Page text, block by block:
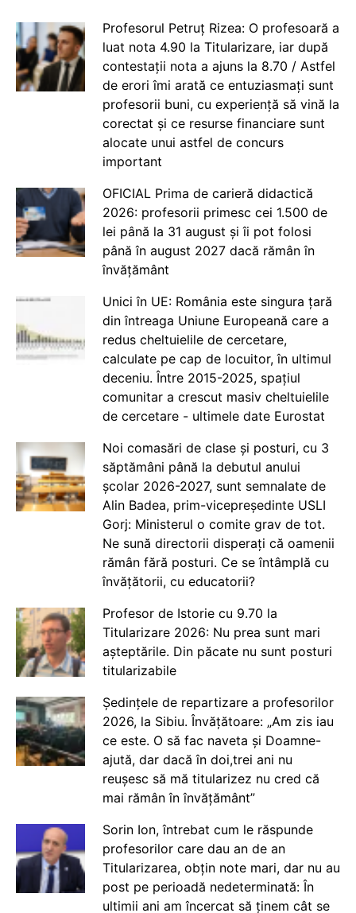
Profesorul Petruț Rizea: O profesoară a
luat nota 4.90 la Titularizare, iar după
contestații nota a ajuns la 8.70 / Astfel
de erori îmi arată ce entuziasmați sunt
profesorii buni, cu experiență să vină la
corectat și ce resurse financiare sunt
alocate unui astfel de concurs
important
OFICIAL Prima de carieră didactică
2026: profesorii primesc cei 1.500 de
lei până la 31 august și îi pot folosi
până în august 2027 dacă rămân în
învățământ
Unici în UE: România este singura țară
din întreaga Uniune Europeană care a
redus cheltuielile de cercetare,
calculate pe cap de locuitor, în ultimul
deceniu. Între 2015-2025, spațiul
comunitar a crescut masiv cheltuielile
de cercetare - ultimele date Eurostat
Noi comasări de clase și posturi, cu 3
săptămâni până la debutul anului
școlar 2026-2027, sunt semnalate de
Alin Badea, prim-vicepreședinte USLI
Gorj: Ministerul o comite grav de tot.
Ne sună directorii disperați că oamenii
rămân fără posturi. Ce se întâmplă cu
învățătorii, cu educatorii?
Profesor de Istorie cu 9.70 la
Titularizare 2026: Nu prea sunt mari
așteptările. Din păcate nu sunt posturi
titularizabile
Ședințele de repartizare a profesorilor
2026, la Sibiu. Învățătoare: „Am zis iau
ce este. O să fac naveta și Doamne-
ajută, dar dacă în doi,trei ani nu
reușesc să mă titularizez nu cred că
mai rămân în învățământ”
Sorin Ion, întrebat cum le răspunde
profesorilor care dau an de an
Titularizarea, obțin note mari, dar nu au
post pe perioadă nedeterminată: În
ultimii ani am încercat să ținem cât se